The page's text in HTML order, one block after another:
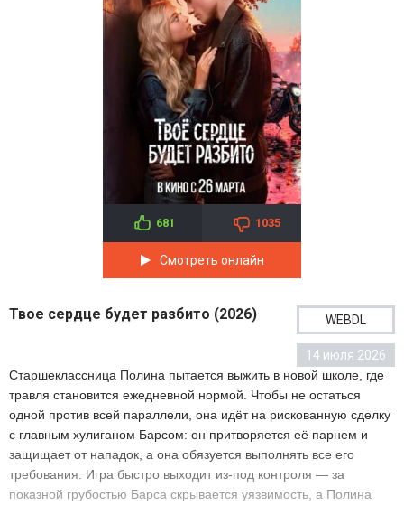
681 1035
Смотреть онлайн
Твое сердце будет разбито (2026) WEBDL
14 июля 2026
Старшеклассница Полина пытается выжить в новой школе, где
травля становится ежедневной нормой. Чтобы не остаться
одной против всей параллели, она идёт на рискованную сделку
с главным хулиганом Барсом: он притворяется её парнем и
защищает от нападок, а она обязуется выполнять все его
требования. Игра быстро выходит из-под контроля — за
показной грубостью Барса скрывается уязвимость, а Полина